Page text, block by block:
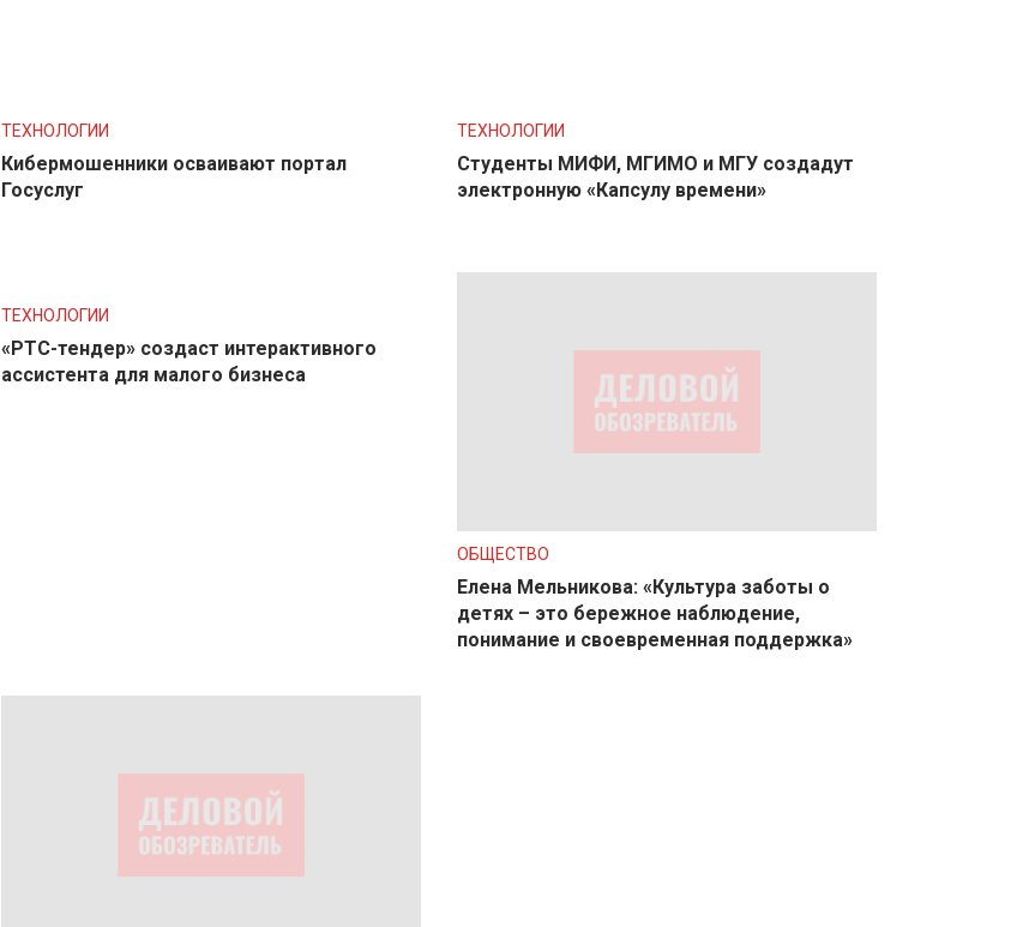
ТЕХНОЛОГИИ
Кибермошенники осваивают портал
Госуслуг
ТЕХНОЛОГИИ
Студенты МИФИ, МГИМО и МГУ создадут
электронную «Капсулу времени»
ТЕХНОЛОГИИ
«РТС-тендер» создаст интерактивного
ассистента для малого бизнеса
ОБЩЕСТВО
Елена Мельникова: «Культура заботы о
детях – это бережное наблюдение,
понимание и своевременная поддержка»